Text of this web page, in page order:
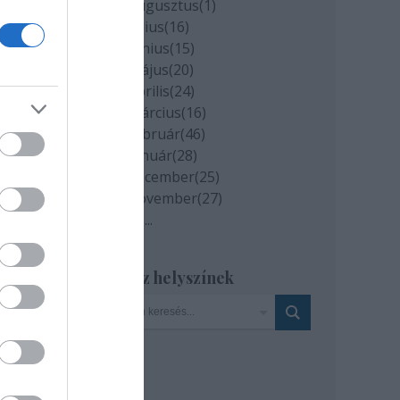
2020 augusztus(1)
2020 július(16)
2020 június(15)
2020 május(20)
2020 április(24)
2020 március(16)
2020 február(46)
2020 január(28)
2019 december(25)
2019 november(27)
...
Szinház helyszínek